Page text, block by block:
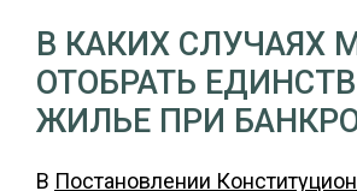
В КАКИХ СЛУЧАЯХ
ОТОБРАТЬ
ЖИЛЬЕ ПРИ
В Постановлении